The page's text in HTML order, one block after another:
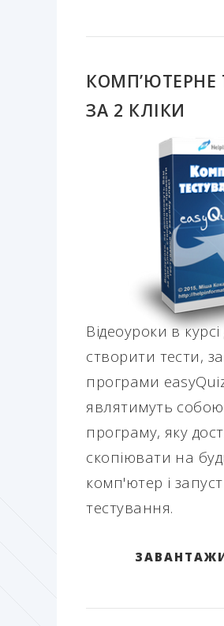
КОМП’ЮТЕРНЕ
ЗА 2 КЛІКИ
Відеоуроки в
створити тести,
програми
являтимуть
програму, яку
скопіювати на
комп'ютер і
тестування.